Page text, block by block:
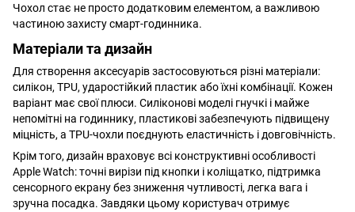
Чохол стає не просто додатковим елементом, а важливою
частиною захисту смарт-годинника.
Матеріали та дизайн
Для створення аксесуарів застосовуються різні матеріали:
силікон, TPU, ударостійкий пластик або їхні комбінації. Кожен
варіант має свої плюси. Силіконові моделі гнучкі і майже
непомітні на годиннику, пластикові забезпечують підвищену
міцність, а TPU-чохли поєднують еластичність і довговічність.
Крім того, дизайн враховує всі конструктивні особливості
Apple Watch: точні вирізи під кнопки і коліщатко, підтримка
сенсорного екрану без зниження чутливості, легка вага і
зручна посадка. Завдяки цьому користувач отримує